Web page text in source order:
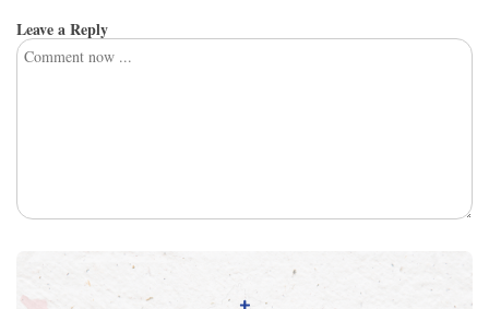
Leave a Reply